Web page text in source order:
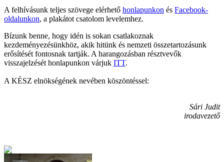
A felhívásunk teljes szövege elérhető honlapunkon és Facebook-
oldalunkon, a plakátot csatolom levelemhez.
Bízunk benne, hogy idén is sokan csatlakoznak
kezdeményezésünkhöz, akik hitünk és nemzeti összetartozásunk
erősítését fontosnak tartják. A harangozásban résztvevők
visszajelzését honlapunkon várjuk ITT.
A KÉSZ elnökségének nevében köszöntéssel:
Sári Judit
irodavezető